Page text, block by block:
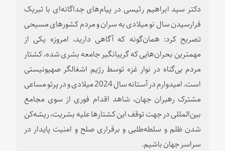
دکتر سید ابراهیم رئیسی در پیام‌های جداگانه‌ای با تبریک
فرارسیدن سال نو میلادی به سران و مردم کشورهای مسیحی
تصریح کرد: همان‌گونه که آگاهی دارید، امروزه یکی از
مهمترین بحران‌هایی که گریبانگیر جامعه بشری شده، کشتار
مردم بی‌گناه در نوار غزه توسط رژیم اشغالگر صهیونیستی
است. امیدوارم در آستانه سال 2024 میلادی و در پرتو مساعی
مشترک رهبران جهان، شاهد اقدام فوری از سوی مجامع
بین‌المللی در جهت توقف این کشتارها علیه بشریت، ریشه‌کن
شدن ظلم و سلطه‌طلبی و برقراری صلح و امنیت پایدار در
سراسر جهان باشیم.